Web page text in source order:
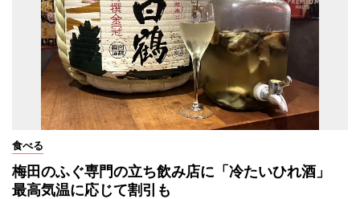
食べる
梅田のふぐ専門の立ち飲み店に「冷たいひれ酒」
最高気温に応じて割引も